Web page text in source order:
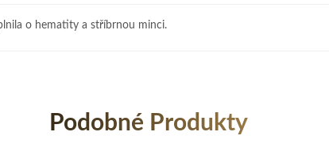
o hematity a stříbrnou minci.
Podobné Produkty